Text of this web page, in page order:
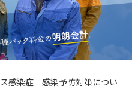
しました！
中平日のご予約10％OFF
感染症 感染予防対策につい